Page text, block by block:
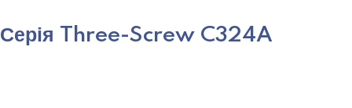
Серія Three-Screw C324A